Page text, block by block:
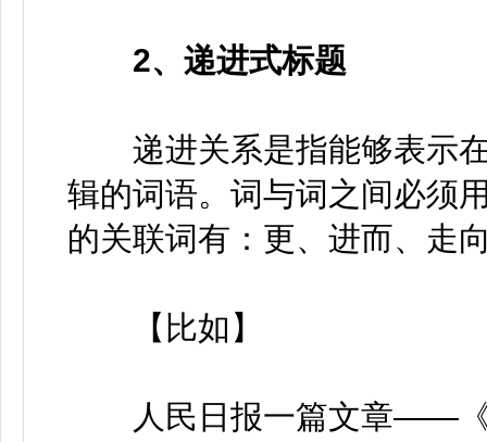
2、递进式标题
递进关系是指能够表示在
辑的词语。词与词之间必须
的关联词有：更、进而、
【比如】
人民日报一篇文章——《从